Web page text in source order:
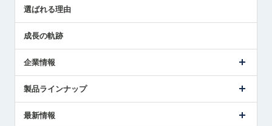
解決策提案
選ばれる理由
成長の軌跡
企業情報
ごあいさつ
受賞履歴
製品ラインナップ
ツールセッタ製品
最新情報